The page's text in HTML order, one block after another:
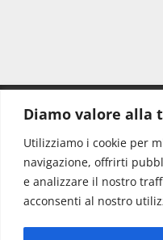
Diamo valore alla
Utilizziamo i cookie per
navigazione, offrirti
e analizzare il nostro
acconsenti al nostro
Redazione:
Direttore:
Info & Commerciale: